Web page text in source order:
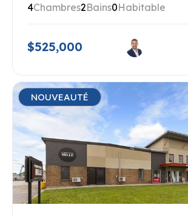
4Chambres2Bains0Habitable
$525,000
NOUVEAUTÉ